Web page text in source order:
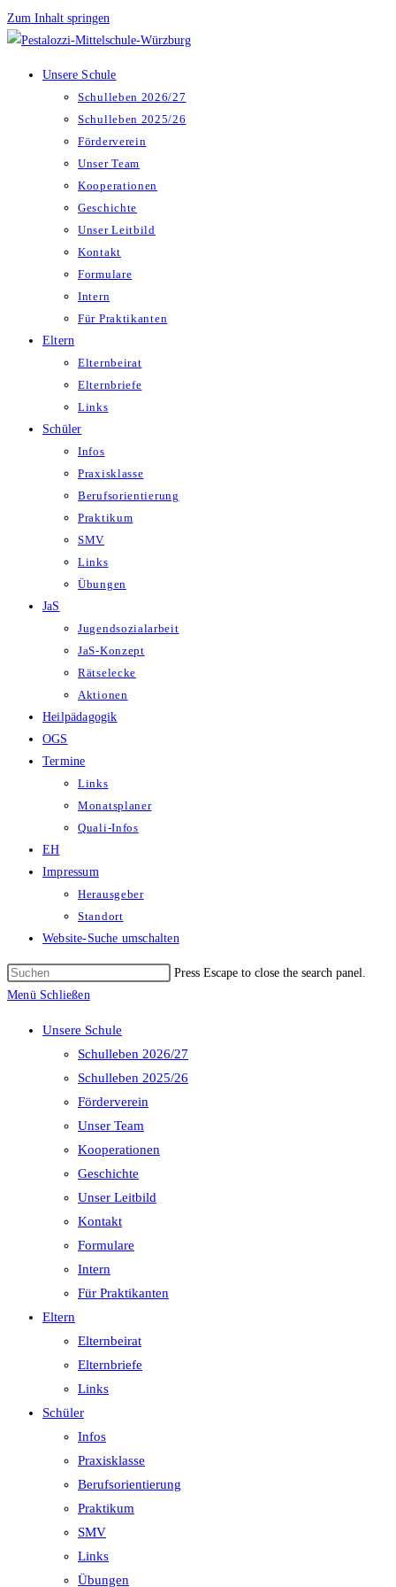
Zum Inhalt springen
Unsere Schule
Schulleben 2026/27
Schulleben 2025/26
Förderverein
Unser Team
Kooperationen
Geschichte
Unser Leitbild
Kontakt
Formulare
Intern
Für Praktikanten
Eltern
Elternbeirat
Elternbriefe
Links
Schüler
Infos
Praxisklasse
Berufsorientierung
Praktikum
SMV
Links
Übungen
JaS
Jugendsozialarbeit
JaS-Konzept
Rätselecke
Aktionen
Heilpädagogik
OGS
Termine
Links
Monatsplaner
Quali-Infos
EH
Impressum
Herausgeber
Standort
Website-Suche umschalten
Press Escape to close the search panel.
Menü Schließen
Unsere Schule
Schulleben 2026/27
Schulleben 2025/26
Förderverein
Unser Team
Kooperationen
Geschichte
Unser Leitbild
Kontakt
Formulare
Intern
Für Praktikanten
Eltern
Elternbeirat
Elternbriefe
Links
Schüler
Infos
Praxisklasse
Berufsorientierung
Praktikum
SMV
Links
Übungen